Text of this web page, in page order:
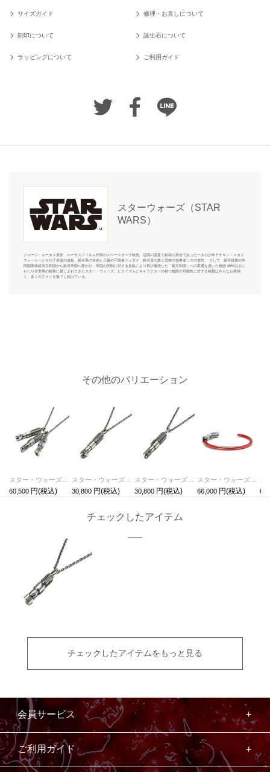
サイズガイド 修理・お直しについて
刻印について 誕生石について
ラッピングについて ご利用ガイド
スターウォーズ（STAR
WARS）
ジョージ・ルーカス原作、ルーカスフィルム作製のスペースオペラ映画。辺境の惑星で奴隷の身分であった一人の少年アナキン・スカイ
ウォーカーとその子供達の成長、銀河系の自由と正義の守護者ジェダイ、銀河系の悪と恐怖の信奉者シスの攻防、 そして、銀河規模の共
同国家体銀河共和国から銀河帝国へ変わり、帝国の圧制に対する反乱により再び復活した「新共和国」への変遷を描いた物語 35年以上に
わたり全世界の観客に親しまれてきたスター・ウォーズ。ヒロイズムとキャラクターの持つ無限の可能性に対する称賛は今もなお根強
く、多くのファンを魅了し続けている。
その他のバリエーション
スター・ウォーズ"STARWARS™"ライトセーバーネックレス-3peace-
60,500
スター・ウォーズ"STARWARS™"ライトセーバーネックレス-DARTHVADER-
30,800
スター・ウォーズ"STARWARS™"ライトセーバーネックレス-LUKE-
30,800
スター・ウォーズ"STARWARS™"ライトセーバーバングル-DARTHVADER™-/ブレスレット
66,000
チェックしたアイテム
チェックしたアイテムをもっと見る
会員サービス
ご利用ガイド